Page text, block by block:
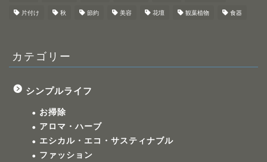
片付け 秋 節約 美容 花壇 観葉植物 食器
カテゴリー
シンプルライフ
お掃除
アロマ・ハーブ
エシカル・エコ・サスティナブル
ファッション